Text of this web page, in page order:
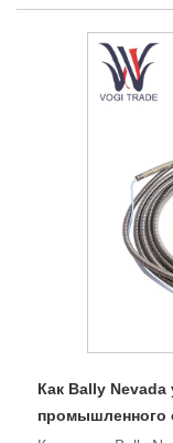
Как Bally
промышленного